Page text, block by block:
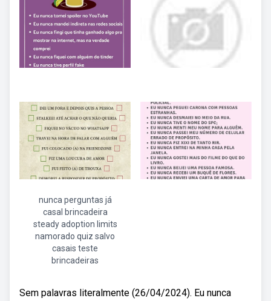
nunca perguntas já
casal brincadeira
steady adoption limits
namorado quiz salvo
casais teste
brincadeiras
Sem palavras literalmente (26/04/2024). Eu nunca